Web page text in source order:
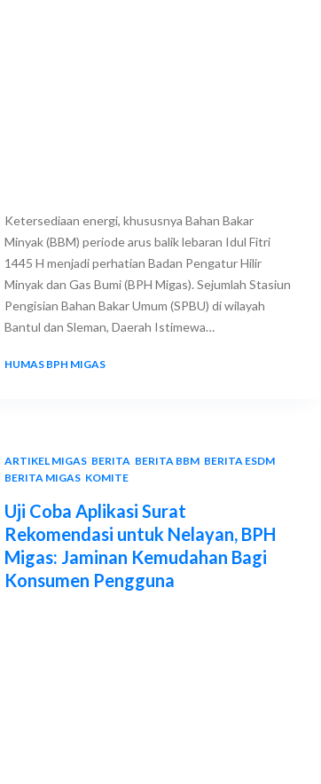
Ketersediaan energi, khususnya Bahan Bakar
Minyak (BBM) periode arus balik lebaran Idul Fitri
1445 H menjadi perhatian Badan Pengatur Hilir
Minyak dan Gas Bumi (BPH Migas). Sejumlah Stasiun
Pengisian Bahan Bakar Umum (SPBU) di wilayah
Bantul dan Sleman, Daerah Istimewa…
HUMAS BPH MIGAS
ARTIKEL MIGAS BERITA BERITA BBM BERITA ESDM
BERITA MIGAS KOMITE
Uji Coba Aplikasi Surat
Rekomendasi untuk Nelayan, BPH
Migas: Jaminan Kemudahan Bagi
Konsumen Pengguna